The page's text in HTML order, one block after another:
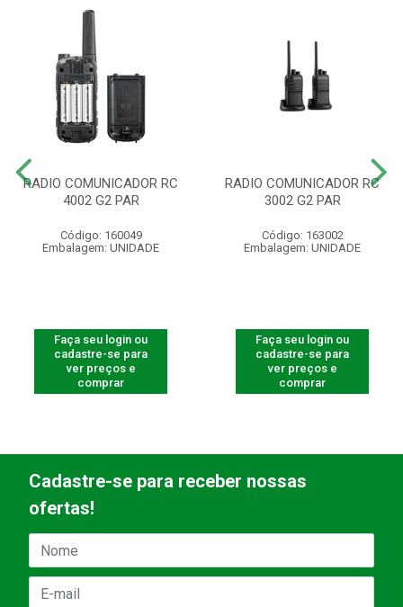
RADIO COMUNICADOR RC
4002 G2 PAR
Código: 160049
Embalagem: UNIDADE
Faça seu login ou
cadastre-se para
ver preços e
comprar
RADIO COMUNICADOR RC
3002 G2 PAR
Código: 163002
Embalagem: UNIDADE
Faça seu login ou
cadastre-se para
ver preços e
comprar
Cadastre-se para receber nossas
ofertas!